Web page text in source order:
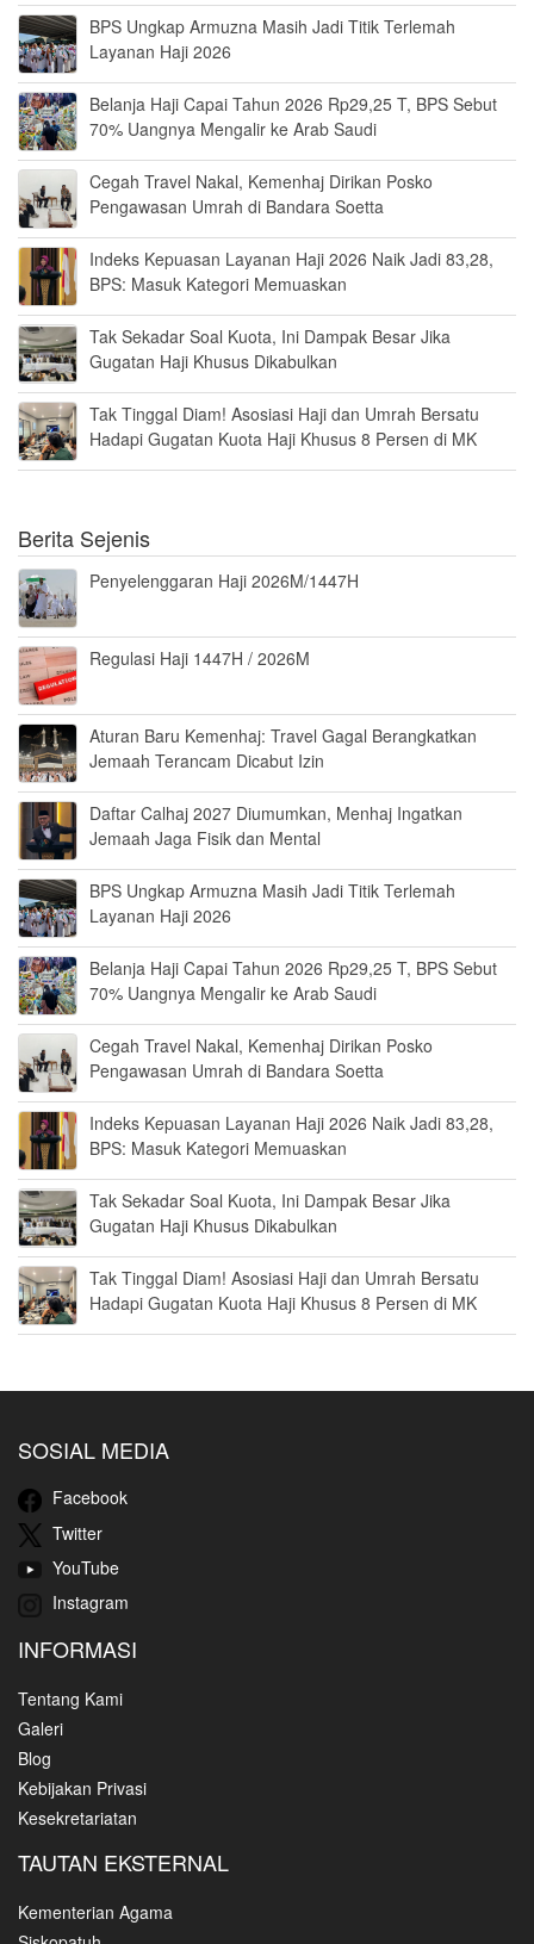
BPS Ungkap Armuzna Masih Jadi Titik Terlemah
Layanan Haji 2026
Belanja Haji Capai Tahun 2026 Rp29,25 T, BPS Sebut
70% Uangnya Mengalir ke Arab Saudi
Cegah Travel Nakal, Kemenhaj Dirikan Posko
Pengawasan Umrah di Bandara Soetta
Indeks Kepuasan Layanan Haji 2026 Naik Jadi 83,28,
BPS: Masuk Kategori Memuaskan
Tak Sekadar Soal Kuota, Ini Dampak Besar Jika
Gugatan Haji Khusus Dikabulkan
Tak Tinggal Diam! Asosiasi Haji dan Umrah Bersatu
Hadapi Gugatan Kuota Haji Khusus 8 Persen di MK
Berita Sejenis
Penyelenggaran Haji 2026M/1447H
Regulasi Haji 1447H / 2026M
Aturan Baru Kemenhaj: Travel Gagal Berangkatkan
Jemaah Terancam Dicabut Izin
Daftar Calhaj 2027 Diumumkan, Menhaj Ingatkan
Jemaah Jaga Fisik dan Mental
BPS Ungkap Armuzna Masih Jadi Titik Terlemah
Layanan Haji 2026
Belanja Haji Capai Tahun 2026 Rp29,25 T, BPS Sebut
70% Uangnya Mengalir ke Arab Saudi
Cegah Travel Nakal, Kemenhaj Dirikan Posko
Pengawasan Umrah di Bandara Soetta
Indeks Kepuasan Layanan Haji 2026 Naik Jadi 83,28,
BPS: Masuk Kategori Memuaskan
Tak Sekadar Soal Kuota, Ini Dampak Besar Jika
Gugatan Haji Khusus Dikabulkan
Tak Tinggal Diam! Asosiasi Haji dan Umrah Bersatu
Hadapi Gugatan Kuota Haji Khusus 8 Persen di MK
SOSIAL MEDIA
Facebook
Twitter
YouTube
Instagram
INFORMASI
Tentang Kami
Galeri
Blog
Kebijakan Privasi
Kesekretariatan
TAUTAN EKSTERNAL
Kementerian Agama